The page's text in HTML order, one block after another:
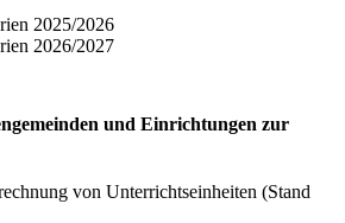
2025/2026
2026/2027
und Einrichtungen zur
von Unterrichtseinheiten (Stand